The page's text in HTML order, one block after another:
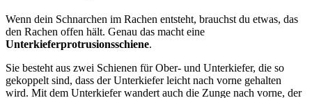
Wenn dein Schnarchen im Rachen entsteht, brauchst du etwas, das
den Rachen offen hält. Genau das macht eine
Unterkieferprotrusionsschiene.
Sie besteht aus zwei Schienen für Ober- und Unterkiefer, die so
gekoppelt sind, dass der Unterkiefer leicht nach vorne gehalten
wird. Mit dem Unterkiefer wandert auch die Zunge nach vorne, der